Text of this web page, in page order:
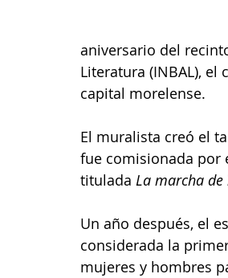
aniversario del
Literatura (INBAL),
capital morelense.
El muralista creó el
fue comisionada por
titulada La marcha
Un año después, el
considerada la
mujeres y hombres